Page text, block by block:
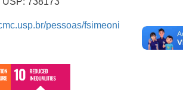
pessoas/fsimeoni